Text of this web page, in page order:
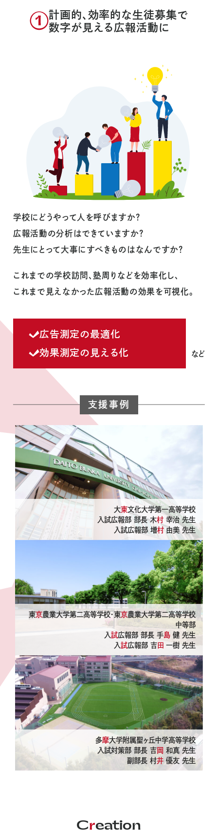
計画的、効率的な生徒募集で
数字が見える広報活動に
学校にどうやって人を呼びますか？
広報活動の分析はできていますか？
先生にとって大事にすべきものはなんですか？
これまでの学校訪問、塾周りなどを効率化し、
これまで見えなかった広報活動の効果を可視化。
広告測定の最適化
効果測定の見える化
など
支援事例
大東文化大学第一高等学校
入試広報部 部長 木村幸治 先生
入試広報部 増村由美 先生
東京農業大学第二高等学校・東京農業大学第二高等学校
中等部
入試広報部 部長 手島健 先生
入試広報部 吉田 一樹 先生
多摩大学附属聖ヶ丘中学高等学校
入試対策部 部長 吉岡 和真 先生
副部長 村井優友 先生
Creation